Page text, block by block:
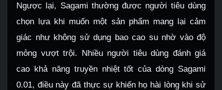
Ngược lại, Sagami thường được người tiêu dùng
chọn lựa khi muốn một sản phẩm mang lại cảm
giác như không sử dụng bao cao su nhờ vào độ
mỏng vượt trội. Nhiều người tiêu dùng đánh giá
cao khả năng truyền nhiệt tốt của dòng Sagami
0.01, điều này đã thực sự khiến họ hài lòng khi sử